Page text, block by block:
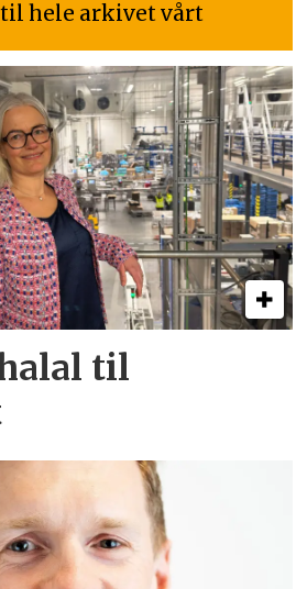
hele arkivet vårt
til